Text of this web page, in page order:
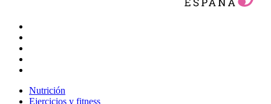
Nutrición
Ejercicios y fitness